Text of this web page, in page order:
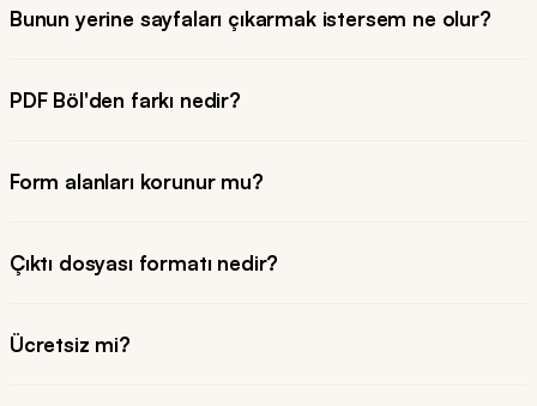
Bunun yerine sayfaları çıkarmak istersem ne olur?
PDF Böl'den farkı nedir?
Form alanları korunur mu?
Çıktı dosyası formatı nedir?
Ücretsiz mi?